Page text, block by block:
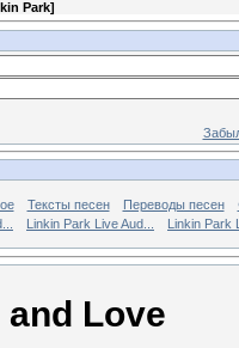
Park]
Тексты песен Переводы песен
Linkin Park Live Aud... Linkin Park
Love